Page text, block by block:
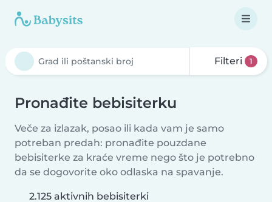
Filteri 1
Pronađite bebisiterku
Veče za izlazak, posao ili kada vam je samo
potreban predah: pronađite pouzdane
bebisiterke za kraće vreme nego što je potrebno
da se dogovorite oko odlaska na spavanje.
2.125 aktivnih bebisiterki